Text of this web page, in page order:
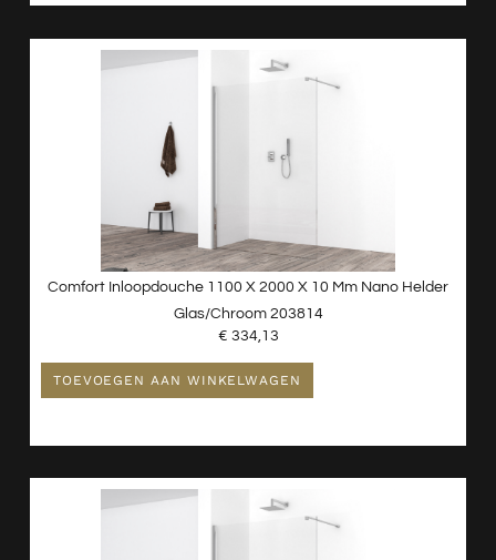
Comfort Inloopdouche 1100 X 2000 X 10 Mm Nano Helder
Glas/chroom 203814
€ 334,13
TOEVOEGEN AAN WINKELWAGEN